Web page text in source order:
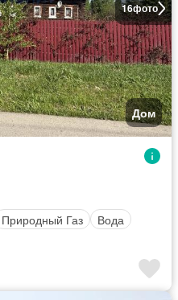
16фото
Дом
Природный Газ
Вода